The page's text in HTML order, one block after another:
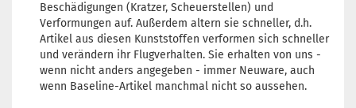
Beschädigungen (Kratzer, Scheuerstellen) und
Verformungen auf. Außerdem altern sie schneller, d.h.
Artikel aus diesen Kunststoffen verformen sich schneller
und verändern ihr Flugverhalten. Sie erhalten von uns -
wenn nicht anders angegeben - immer Neuware, auch
wenn Baseline-Artikel manchmal nicht so aussehen.